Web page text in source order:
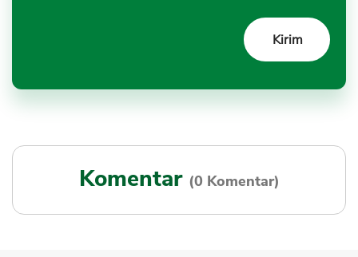
Komentar (0 Komentar)